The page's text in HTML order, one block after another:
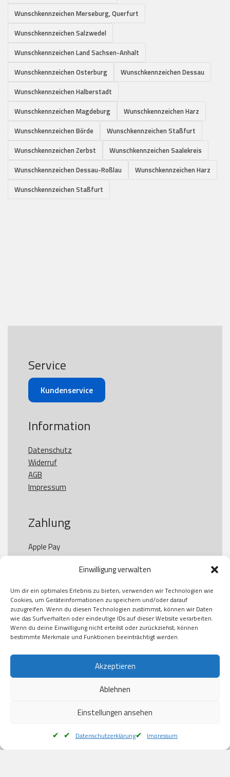
Einwilligung verwalten
Um dir ein optimales Erlebnis zu bieten, verwenden wir Technologien wie
Cookies, um Geräteinformationen zu speichern und/oder darauf
zuzugreifen. Wenn du diesen Technologien zustimmst, können wir Daten
wie das Surfverhalten oder eindeutige IDs auf dieser Website verarbeiten.
Wenn du deine Einwilligung nicht erteilst oder zurückziehst, können
bestimmte Merkmale und Funktionen beeinträchtigt werden.
Akzeptieren
Ablehnen
Einstellungen ansehen
Datenschutzerklärung Impressum
Wunschkennzeichen Merseburg, Querfurt
Wunschkennzeichen Salzwedel
Wunschkennzeichen Land Sachsen-Anhalt
Wunschkennzeichen Osterburg
Wunschkennzeichen Dessau
Wunschkennzeichen Halberstadt
Wunschkennzeichen Magdeburg
Wunschkennzeichen Harz
Wunschkennzeichen Börde
Wunschkennzeichen Staßfurt
Wunschkennzeichen Zerbst
Wunschkennzeichen Saalekreis
Wunschkennzeichen Dessau-Roßlau
Wunschkennzeichen Harz
Wunschkennzeichen Staßfurt
Service
Kundenservice
Information
Datenschutz
Widerruf
AGB
Impressum
Zahlung
Apple Pay
Paypal
Kauf auf Rechung
Klarna
American Express